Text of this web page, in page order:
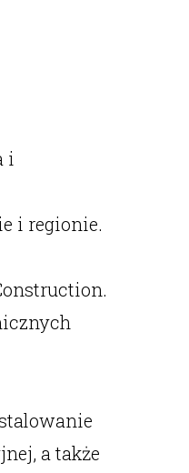
i
i regionie.
a także